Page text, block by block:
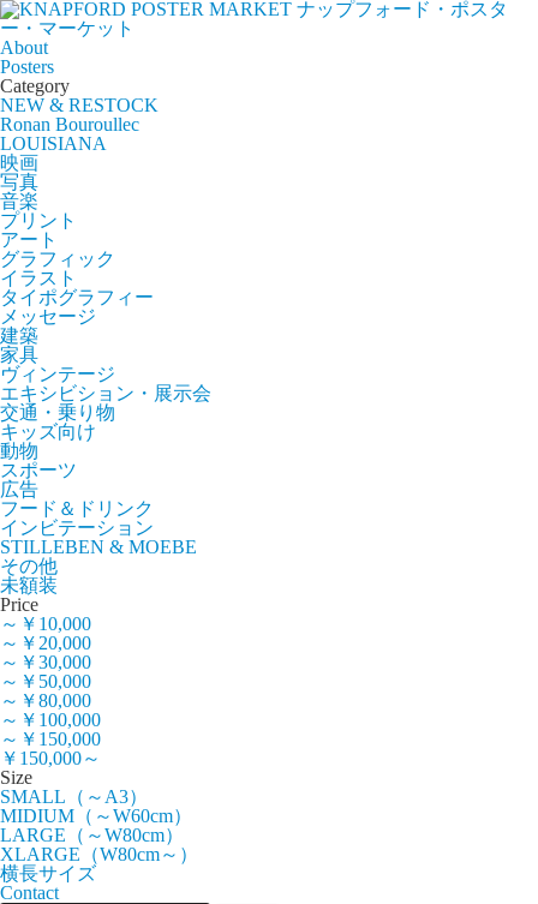
ナップフォード・ポスタ
ー・マーケット
About
Posters
Category
NEW & RESTOCK
Ronan Bouroullec
LOUISIANA
映画
写真
音楽
プリント
アート
グラフィック
イラスト
タイポグラフィー
メッセージ
建築
家具
ヴィンテージ
エキシビション・展示会
交通・乗り物
キッズ向け
動物
スポーツ
広告
フード＆ドリンク
インビテーション
STILLEBEN & MOEBE
その他
未額装
Price
～￥10,000
～￥20,000
～￥30,000
～￥50,000
～￥80,000
～￥100,000
～￥150,000
￥150,000～
Size
SMALL（～A3）
MIDIUM（～W60cm）
LARGE（～W80cm）
XLARGE（W80cm～）
横長サイズ
Contact